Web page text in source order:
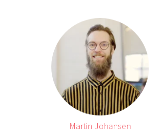
Martin Johansen